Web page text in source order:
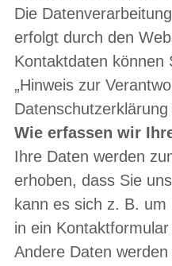
Die
erfolgt durch den
Kontaktdaten können
„Hinweis zur
Wie erfassen wir
Ihre Daten werden
erhoben, dass Sie
kann es sich z. B.
in ein
Andere Daten